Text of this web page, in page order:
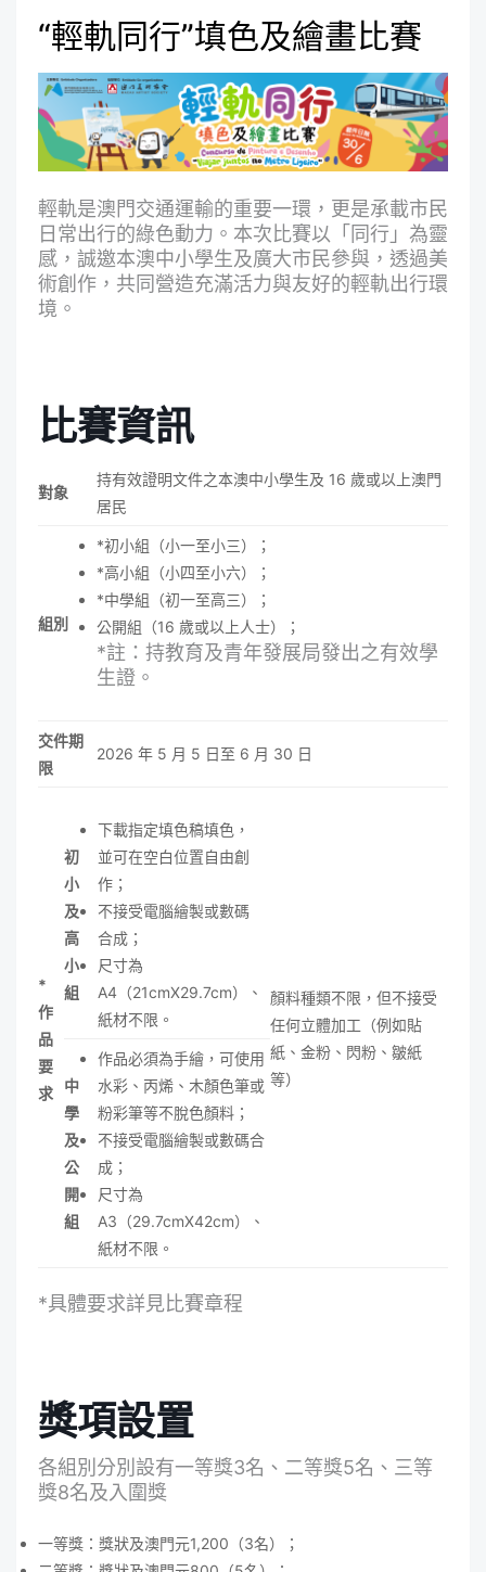
“輕軌同行”填色及繪畫比賽
輕軌是澳門交通運輸的重要一環，更是承載市民
日常出行的綠色動力。本次比賽以「同行」為靈
感，誠邀本澳中小學生及廣大市民參與，透過美
術創作，共同營造充滿活力與友好的輕軌出行環
境。
比賽資訊
對象
持有效證明文件之本澳中小學生及 16 歲或以上澳門
居民
組別
*初小組（小一至小三）；
*高小組（小四至小六）；
*中學組（初一至高三）；
公開組（16 歲或以上人士）；
*註：持教育及青年發展局發出之有效學
生證。
交件期
限
2026 年 5 月 5 日至 6 月 30 日
*
作
品
要
求
初
小
及
高
小
組
下載指定填色稿填色，
並可在空白位置自由創
作；
不接受電腦繪製或數碼
合成；
尺寸為
A4（21cmX29.7cm）、
紙材不限。
顏料種類不限，但不接受
任何立體加工（例如貼
紙、金粉、閃粉、皺紙
等）
中
學
及
公
開
組
作品必須為手繪，可使用
水彩、丙烯、木顏色筆或
粉彩筆等不脫色顏料；
不接受電腦繪製或數碼合
成；
尺寸為
A3（29.7cmX42cm）、
紙材不限。
*具體要求詳見比賽章程
獎項設置
各組別分別設有一等獎3名、二等獎5名、三等
獎8名及入圍獎
一等獎：獎狀及澳門元1,200（3名）；